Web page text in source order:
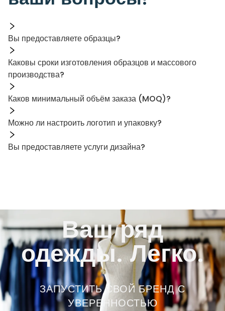
Вы предоставляете образцы?
Каковы сроки изготовления образцов и массового
производства?
Каков минимальный объём заказа (MOQ)?
Можно ли настроить логотип и упаковку?
Вы предоставляете услуги дизайна?
Ваш ряд
одежды. Легко.
ЗАПУСТИТЬ СВОЙ БРЕНД С
УВЕРЕННОСТЬЮ